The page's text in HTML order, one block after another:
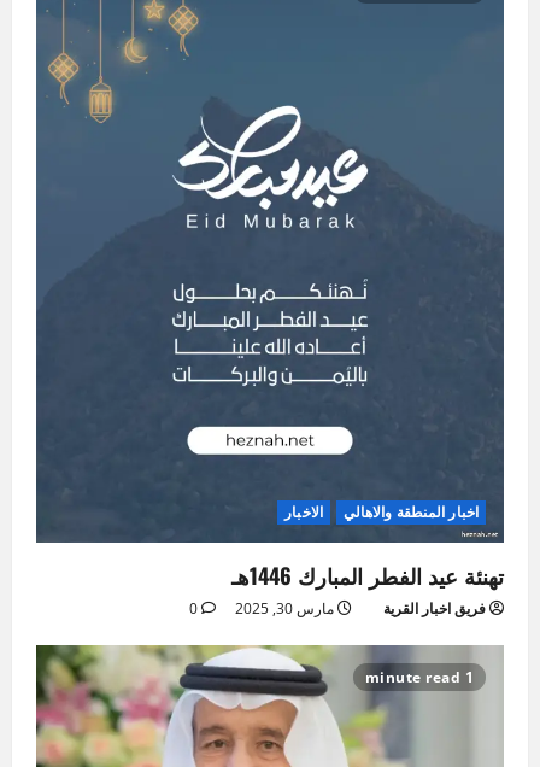
اخبار المنطقة والاهالي الاخبار
تهنئة عيد الفطر المبارك 1446هـ
فريق اخبار القرية مارس 30, 2025 0
1 minute read